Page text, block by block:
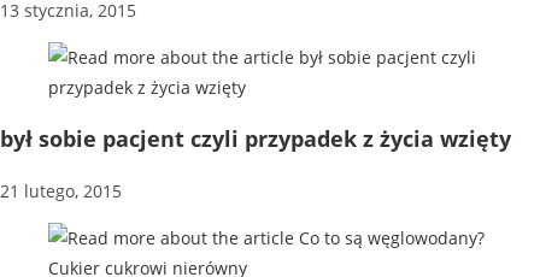
13 stycznia, 2015
był sobie pacjent czyli przypadek z życia wzięty
21 lutego, 2015